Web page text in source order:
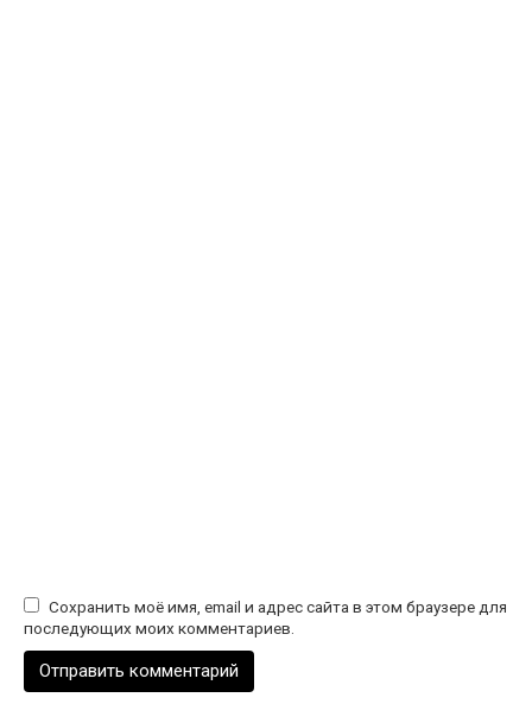
Сохранить моё имя, email и адрес сайта в этом браузере для
последующих моих комментариев.